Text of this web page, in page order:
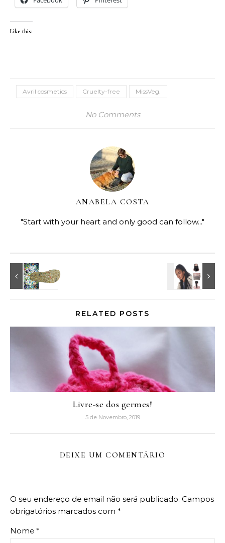
Like this:
Avril cosmetics Cruelty-free MissVeg.
No Comments
ANABELA COSTA
"Start with your heart and only good can follow..."
RELATED POSTS
Livre-se dos germes!
5 de Novembro, 2019
DEIXE UM COMENTÁRIO
O seu endereço de email não será publicado. Campos
obrigatórios marcados com *
Nome *